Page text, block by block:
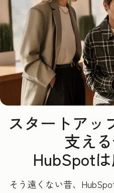
スタートアッ
支え
HubSpot
そう遠くない昔、